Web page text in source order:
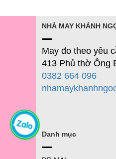
NHÀ MAY KHÁNH
May đo theo yêu
413 Phủ thờ Ông
0382 664 096
Danh mục